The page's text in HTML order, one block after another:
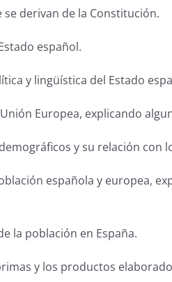
derivan de la Constitución.
español.
y lingüística del Estado
Europea, explicando
y su relación con
española y europea,
la población en España.
y los productos